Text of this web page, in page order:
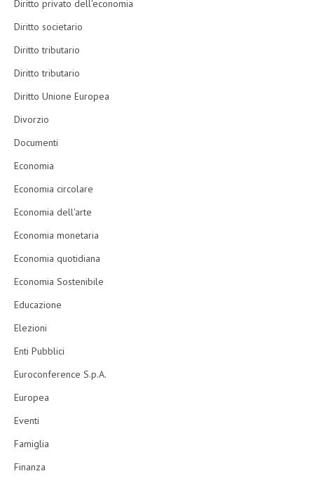
Diritto privato dell'economia
Diritto societario
Diritto tributario
Diritto tributario
Diritto Unione Europea
Divorzio
Documenti
Economia
Economia circolare
Economia dell'arte
Economia monetaria
Economia quotidiana
Economia Sostenibile
Educazione
Elezioni
Enti Pubblici
Euroconference S.p.A.
Europea
Eventi
Famiglia
Finanza